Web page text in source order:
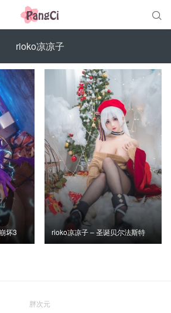

rioko凉凉子
坏3 rioko凉凉子 – 圣诞贝尔法斯特
胖次元